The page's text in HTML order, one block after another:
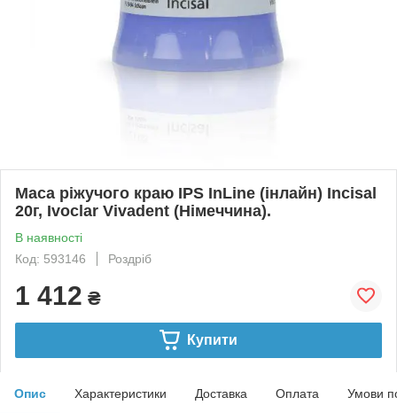
Маса ріжучого краю IPS InLine (інлайн) Incisal
20г, Ivoclar Vivadent (Німеччина).
В наявності
Код: 593146
Роздріб
1 412 ₴
Купити
Опис Характеристики Доставка Оплата Умови